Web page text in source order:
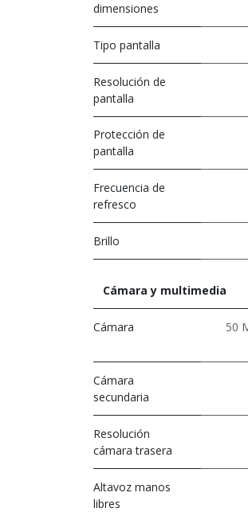
dimensiones
Tipo pantalla
Resolución de
pantalla
Protección de
pantalla
Frecuencia de
refresco
Brillo
Cámara y multimedia
Cámara
50
Cámara
secundaria
Resolución
cámara trasera
Altavoz manos
libres